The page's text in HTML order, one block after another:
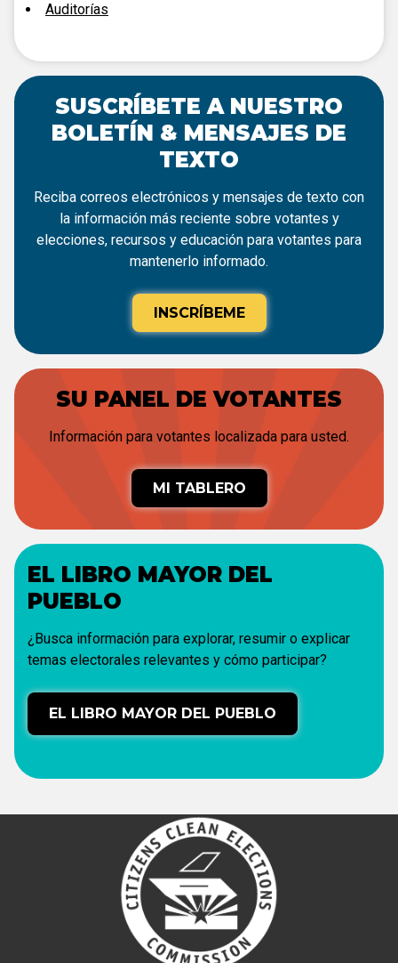
Auditorías
SUSCRÍBETE A NUESTRO
BOLETÍN & MENSAJES DE
TEXTO
Reciba correos electrónicos y mensajes de texto con
la información más reciente sobre votantes y
elecciones, recursos y educación para votantes para
mantenerlo informado.
INSCRÍBEME
SU PANEL DE VOTANTES
Información para votantes localizada para usted.
MI TABLERO
EL LIBRO MAYOR DEL
PUEBLO
¿Busca información para explorar, resumir o explicar
temas electorales relevantes y cómo participar?
EL LIBRO MAYOR DEL PUEBLO